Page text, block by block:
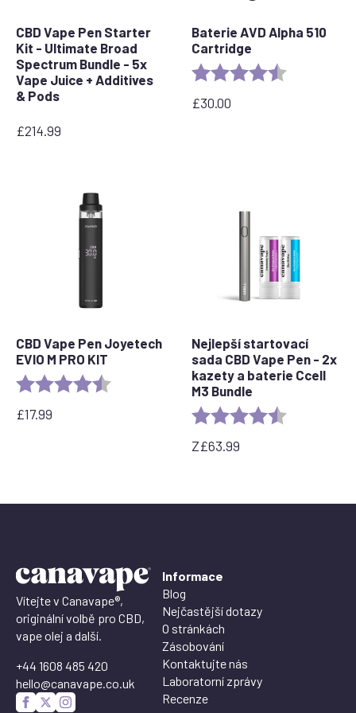
CBD Vape Pen Starter
Kit - Ultimate Broad
Spectrum Bundle - 5x
Vape Juice + Additives
& Pods
£214.99
Baterie AVD Alpha 510
Cartridge
Rating: 4.7 out of 5
£30.00
CBD Vape Pen Joyetech
EVIO M PRO KIT
Rating: 4.5 out of 5 stars
£17.99
Nejlepší startovací
sada CBD Vape Pen - 2x
kazety a baterie Ccell
M3 Bundle
Rating: 4.4 out of 5
Z£63.99
Vítejte v Canavape®,
originální volbě pro CBD,
vape olej a další.
+44 1608 485 420
hello@canavape.co.uk
Informace
Blog
Nejčastější dotazy
O stránkách
Zásobování
Kontaktujte nás
Laboratorní zprávy
Recenze